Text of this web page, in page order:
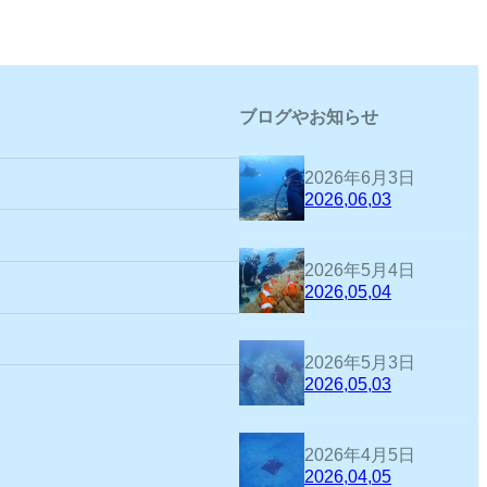
ブログやお知らせ
2026年6月3日
2026,06,03
2026年5月4日
2026,05,04
2026年5月3日
2026,05,03
2026年4月5日
2026,04,05